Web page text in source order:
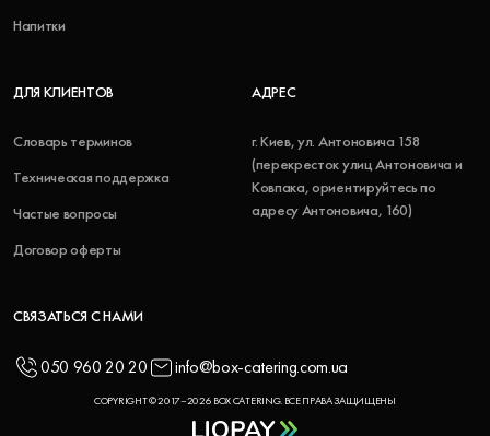
Напитки
ДЛЯ КЛИЕНТОВ
Словарь терминов
Техническая поддержка
Частые вопросы
Договор оферты
АДРЕС
г. Киев, ул. Антоновича 158
(перекресток улиц Антоновича и
Ковпака, ориентируйтесь по
адресу Антоновича, 160)
СВЯЗАТЬСЯ С НАМИ
050 960 20 20 info@box-catering.com.ua
COPYRIGHT © 2017–2026 BOX CATERING. ВСЕ ПРАВА ЗАЩИЩЕНЫ